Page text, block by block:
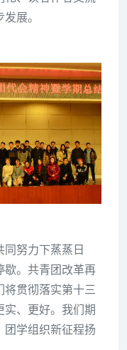
展。
努力下蒸蒸日
歇。共青团改革再
将贯彻落实第十三
实、更好。我们期
团学组织新征程扬